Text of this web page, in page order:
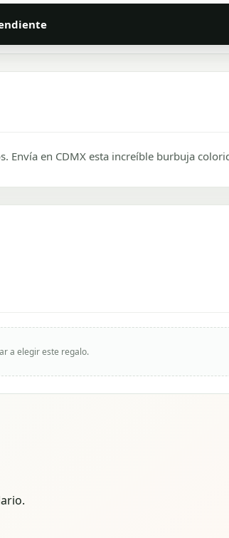
en CDMX esta increíble burbuja
a elegir este regalo.